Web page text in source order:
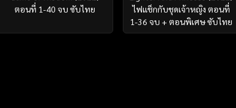
ตอนที่ 1-40 จบ ซับไทย
ไฟแช็กกับชุดเจ้าหญิง ตอนที่
1-36 จบ + ตอนพิเศษ ซับไทย